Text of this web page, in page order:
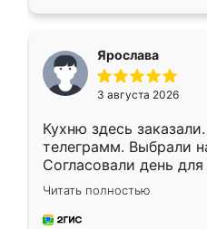
Ярослава
3 августа 2026
Кухню здесь
телеграмм. Выбрали
Согласовали день
недели кухня была
довольны работой.
мебель за
Читать полностью